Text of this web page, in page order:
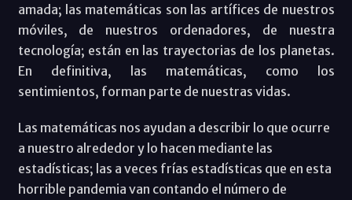
amada; las matemáticas son las artífices de nuestros
móviles, de nuestros ordenadores, de nuestra
tecnología; están en las trayectorias de los planetas.
En definitiva, las matemáticas, como los
sentimientos, forman parte de nuestras vidas.
Las matemáticas nos ayudan a describir lo que ocurre
a nuestro alrededor y lo hacen mediante las
estadísticas; las a veces frías estadísticas que en esta
horrible pandemia van contando el número de